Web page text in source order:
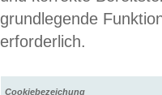
grundlegende
erforderlich.
Cookiebezeichung